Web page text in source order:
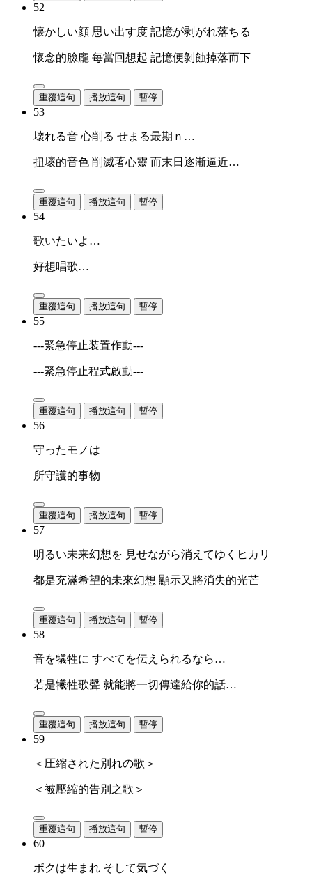
52
懐かしい顔 思い出す度 記憶が剥がれ落ちる
懷念的臉龐 每當回想起 記憶便剝蝕掉落而下
重覆這句 播放這句 暫停
53
壊れる音 心削る せまる最期ｎ…
扭壞的音色 削滅著心靈 而末日逐漸逼近…
重覆這句 播放這句 暫停
54
歌いたいよ…
好想唱歌…
重覆這句 播放這句 暫停
55
---緊急停止装置作動---
---緊急停止程式啟動---
重覆這句 播放這句 暫停
56
守ったモノは
所守護的事物
重覆這句 播放這句 暫停
57
明るい未来幻想を 見せながら消えてゆくヒカリ
都是充滿希望的未來幻想 顯示又將消失的光芒
重覆這句 播放這句 暫停
58
音を犠牲に すべてを伝えられるなら…
若是犧牲歌聲 就能將一切傳達給你的話…
重覆這句 播放這句 暫停
59
＜圧縮された別れの歌＞
＜被壓縮的告別之歌＞
重覆這句 播放這句 暫停
60
ボクは生まれ そして気づく